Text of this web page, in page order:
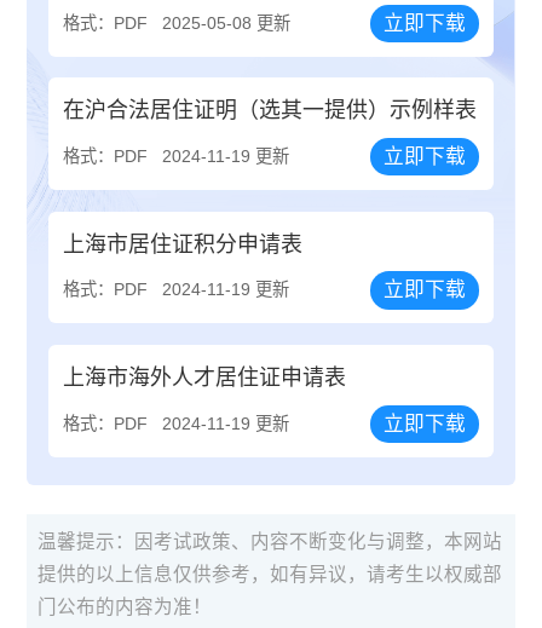
格式：PDF 2025-05-08 更新 立即下载
在沪合法居住证明（选其一提供）示例样表
格式：PDF 2024-11-19 更新 立即下载
上海市居住证积分申请表
格式：PDF 2024-11-19 更新 立即下载
上海市海外人才居住证申请表
格式：PDF 2024-11-19 更新 立即下载
温馨提示：因考试政策、内容不断变化与调整，本网站
提供的以上信息仅供参考，如有异议，请考生以权威部
门公布的内容为准！